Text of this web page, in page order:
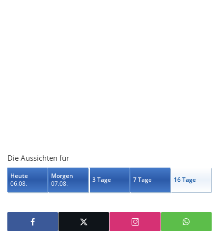
Die Aussichten für
Heute
06.08.
Morgen
07.08.
3 Tage 7 Tage 16 Tage